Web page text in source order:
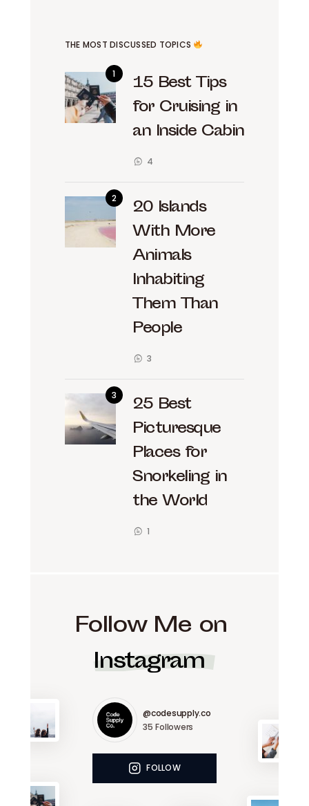
THE MOST DISCUSSED TOPICS
15 Best Tips
for Cruising in
an Inside Cabin
4
20 Islands
With More
Animals
Inhabiting
Them Than
People
3
25 Best
Picturesque
Places for
Snorkeling in
the World
1
Follow Me on
Instagram
@codesupply.co
35 Followers
FOLLOW